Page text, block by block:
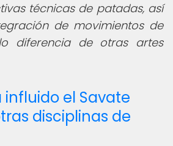
técnicas de patadas, así
de movimientos de
diferencia de otras artes
influido el Savate
disciplinas de